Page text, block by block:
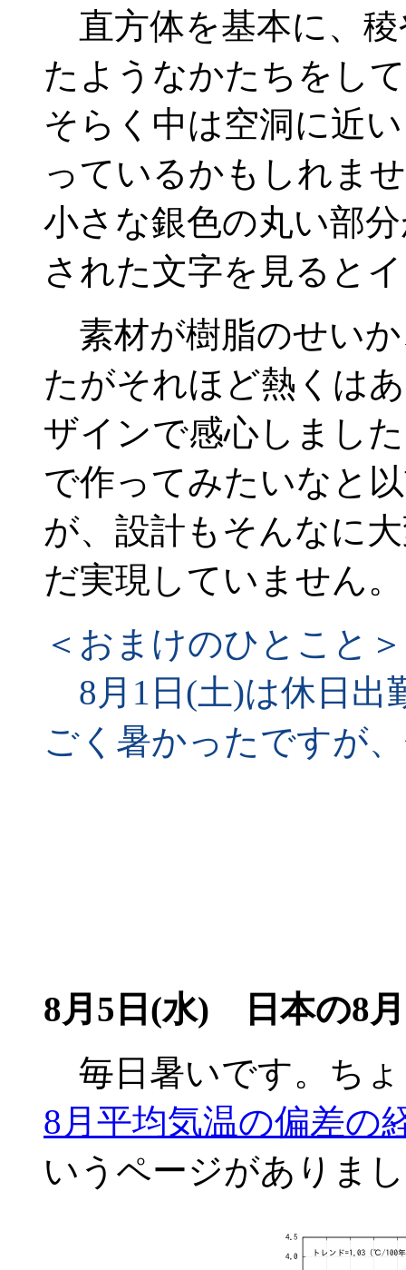
直方体を基本に、
たようなかたちをし
そらく中は空洞に近
っているかもしれま
小さな銀色の丸い部
された文字を見ると
素材が樹脂のせい
たがそれほど熱くは
ザインで感心しまし
で作ってみたいなと
が、設計もそんなに
だ実現していません。
＜おまけのひとこと＞
8月1日(土)は休日出
ごく暑かったですが
8月5日(水) 日本の8
毎日暑いです。ち
8月平均気温の偏差の
いうページがありま